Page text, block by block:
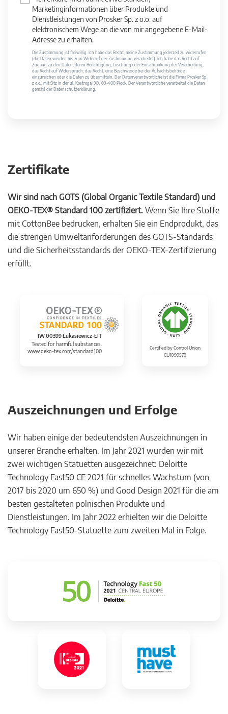
Marketinginformationen über Produkte und
Dienstleistungen von Prosker Sp. z o.o. auf
elektronischem Wege an die von mir angegebene E-Mail-
Adresse zu erhalten.
Die Zustimmung ist freiwillig. Ich habe das Recht, meine Zustimmung jederzeit zu widerrufen
(die Daten werden bis zum Widerruf der Zustimmung verarbeitet). Ich habe das Recht auf
Zugang zu den Daten, deren Berichtigung, Löschung oder Einschränkung der Verarbeitung,
das Recht auf Widerspruch, das Recht, eine Beschwerde bei der Aufsichtsbehörde
einzureichen oder die Daten zu übermitteln. Der Datenverantwortliche ist die Firma Prosker Sp.
z o.o., mit Sitz in der ul. Kostrogaj 9D, 09-400 Płock. Der Verantwortliche verarbeitet die Daten
gemäß der Datenschutzerklärung.
Zertifikate
Wir sind nach GOTS (Global Organic Textile Standard) und
OEKO-TEX® Standard 100 zertifiziert. Wenn Sie Ihre Stoffe
mit CottonBee bedrucken, erhalten Sie ein Endprodukt, das
die strengen Umweltanforderungen des GOTS-Standards
und die Sicherheitsstandards der OEKO-TEX-Zertifizierung
erfüllt.
IW 00399 Łukasiewicz-ŁIT
Tested for harmful substances.
www.oeko-tex.com/standard100
Certified by Control Union
CU1099579
Auszeichnungen und Erfolge
Wir haben einige der bedeutendsten Auszeichnungen in
unserer Branche erhalten. Im Jahr 2021 wurden wir mit
zwei wichtigen Statuetten ausgezeichnet: Deloitte
Technology Fast50 CE 2021 für schnelles Wachstum (von
2017 bis 2020 um 650 %) und Good Design 2021 für die am
besten gestalteten polnischen Produkte und
Dienstleistungen. Im Jahr 2022 erhielten wir die Deloitte
Technology Fast50-Statuette zum zweiten Mal in Folge.